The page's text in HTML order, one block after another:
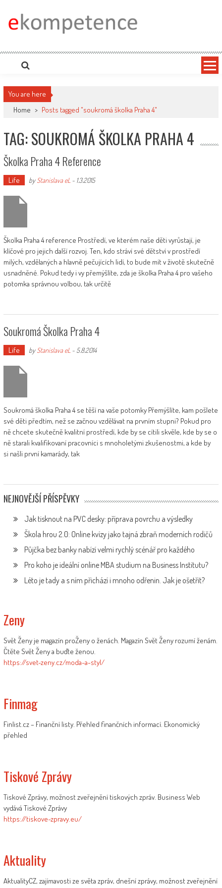
content
Ekompetence
portálech. Press Media. Kde vydat Tiskovou zprávu? Na portále eKompetence
You are here
Home > Posts tagged "soukromá školka Praha 4"
TAG: SOUKROMÁ ŠKOLKA PRAHA 4
Školka Praha 4 Reference
Life byStanislava eL - 1.3.2015
Školka Praha 4 reference Prostředí, ve kterém naše děti vyrůstají, je
klíčové pro jejich další rozvoj. Ten, kdo stráví své dětství v prostředí
milých, vzdělaných a hlavně pečujících lidí, to bude mít v životě skutečně
usnadněné. Pokud tedy i vy přemýšlíte, zda je školka Praha 4 pro vašeho
potomka správnou volbou, tak určitě
Soukromá Školka Praha 4
Life byStanislava eL - 5.8.2014
Soukromá školka Praha 4 se těší na vaše potomky Přemýšlíte, kam pošlete
své děti předtím, než se začnou vzdělávat na prvním stupni? Pokud pro
ně chcete skutečně kvalitní prostředí, kde by se cítili skvěle, kde by se o
ně starali kvalifikovaní pracovníci s mnoholetými zkušenostmi, a kde by
si našli první kamarády, tak
NEJNOVĚJŠÍ PŘÍSPĚVKY
Jak tisknout na PVC desky: příprava povrchu a výsledky
Škola hrou 2.0: Online kvízy jako tajná zbraň moderních rodičů
Půjčka bez banky nabízí velmi rychlý scénář pro každého
Pro koho je ideální online MBA studium na Business Institutu?
Léto je tady a s ním přichází i mnoho odřenin. Jak je ošetřit?
Zeny
Svět Ženy je magazín proŽeny o ženách. Magazín Svět Ženy rozumí ženám.
Čtěte Svět Ženy a buďte ženou.
https://svet-zeny.cz/moda-a-styl/
Finmag
Finlist.cz – Finanční listy. Přehled finančních informací. Ekonomický
přehled
Tiskové Zprávy
Tiskové Zprávy, možnost zveřejnění tiskových zpráv. Business Web
vydává Tiskové Zprávy
https://tiskove-zpravy.eu/
Aktuality
AktualityCZ, zajímavosti ze světa zpráv, dnešní zprávy, možnost zveřejnění